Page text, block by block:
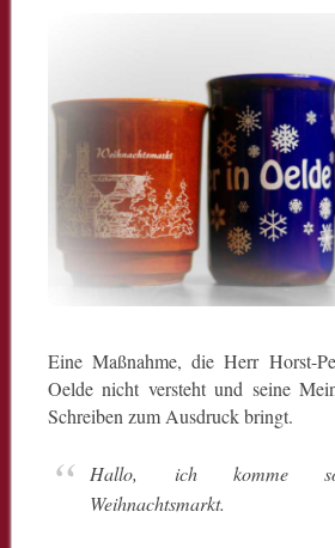
Eine Maßnahme, die Herr Horst-
Oelde nicht versteht und seine
Schreiben zum Ausdruck bringt.
Hallo, ich komme soeben vom
Weihnachtsmarkt.